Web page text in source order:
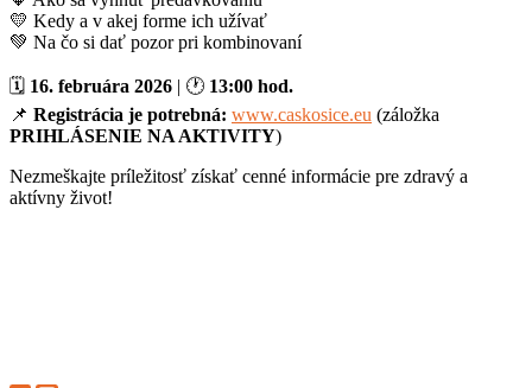
💛 Kedy a v akej forme ich užívať
💚 Na čo si dať pozor pri kombinovaní
🗓 16. februára 2026 | 🕐 13:00 hod.
📌 Registrácia je potrebná: www.caskosice.eu (záložka
PRIHLÁSENIE NA AKTIVITY)
Nezmeškajte príležitosť získať cenné informácie pre zdravý a
aktívny život!